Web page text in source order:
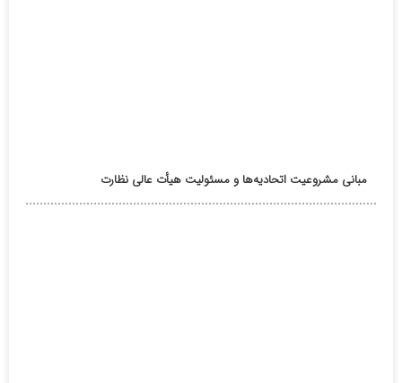
مبانی مشروعیت اتحادیه‌ها و مسئولیت هیأت عالی نظارت